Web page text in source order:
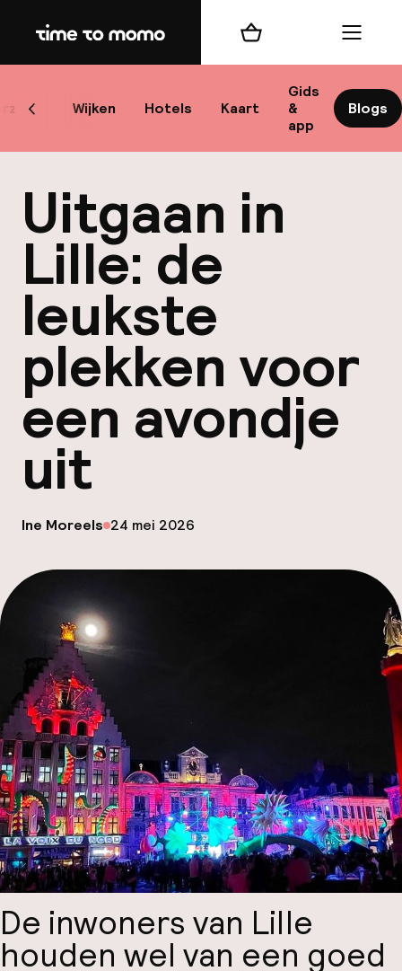
Home
Wijken Hotels Kaart
Gids
&
app
Blogs
Scroll naar links
Winkelmand Menu
Uitgaan in
Lille: de
leukste
plekken voor
een avondje
uit
Gepubliceerd door
Ine Moreels op
24 mei 2026
De inwoners van Lille
houden wel van een goed